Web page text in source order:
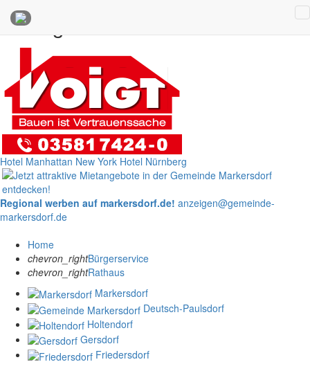
Anzeigen
Hotel Manhattan New York Hotel Nürnberg
Regional werben auf markersdorf.de! anzeigen@gemeinde-
markersdorf.de
Home
chevron_rightBürgerservice
chevron_rightRathaus
Markersdorf
Deutsch-Paulsdorf
Holtendorf
Gersdorf
Friedersdorf